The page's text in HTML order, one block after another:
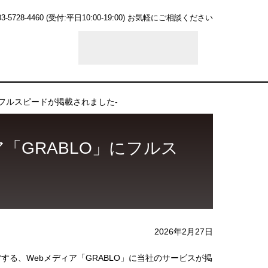
5728-4460 (受付:平日10:00-19:00) お気軽にご相談ください
ルスピードが掲載されました-
GRABLO」にフルス
2026年2月27日
る、Webメディア「GRABLO」に当社のサービスが掲